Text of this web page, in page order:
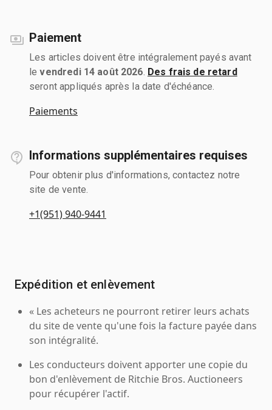
Paiement
Les articles doivent être intégralement payés avant
levendredi 14 août 2026 Des frais de retard
seront appliqués après la date d'échéance.
Paiements
Informations supplémentaires requises
Pour obtenir plus d'informations, contactez notre
site de vente.
+1(951) 940-9441
Expédition et enlèvement
« Les acheteurs ne pourront retirer leurs achats
du site de vente qu'une fois la facture payée dans
son intégralité.
Les conducteurs doivent apporter une copie du
bon d'enlèvement de Ritchie Bros. Auctioneers
pour récupérer l'actif.